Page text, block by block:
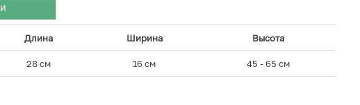
Длина Ширина Высота
28 см 16 см 45 - 65 см